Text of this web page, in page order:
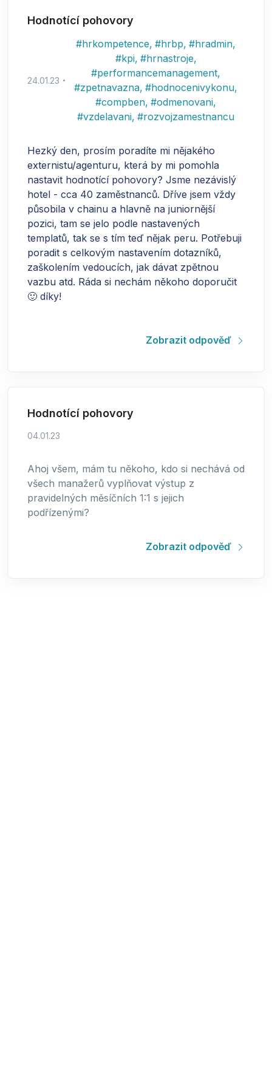
Hodnotící pohovory
24.01.23
#hrkompetence, #hrbp, #hradmin,
#kpi, #hrnastroje,
#performancemanagement,
#zpetnavazna, #hodnocenivykonu,
#compben, #odmenovani,
#vzdelavani, #rozvojzamestnancu
Hezký den, prosím poradíte mi nějakého
externistu/agenturu, která by mi pomohla
nastavit hodnotící pohovory? Jsme nezávislý
hotel - cca 40 zaměstnanců. Dříve jsem vždy
působila v chainu a hlavně na juniornější
pozici, tam se jelo podle nastavených
templatů, tak se s tím teď nějak peru. Potřebuji
poradit s celkovým nastavením dotazníků,
zaškolením vedoucích, jak dávat zpětnou
vazbu atd. Ráda si nechám někoho doporučit
🙂 díky!
Zobrazit odpověď
Hodnotící pohovory
04.01.23
Ahoj všem, mám tu někoho, kdo si nechává od
všech manažerů vyplňovat výstup z
pravidelných měsíčních 1:1 s jejich
podřízenými?
Zobrazit odpověď